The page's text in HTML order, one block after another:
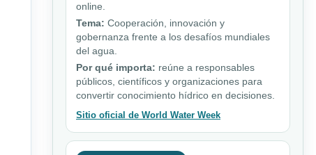
online.
Tema: Cooperación, innovación y
gobernanza frente a los desafíos mundiales
del agua.
Por qué importa: reúne a responsables
públicos, científicos y organizaciones para
convertir conocimiento hídrico en decisiones.
Sitio oficial de World Water Week